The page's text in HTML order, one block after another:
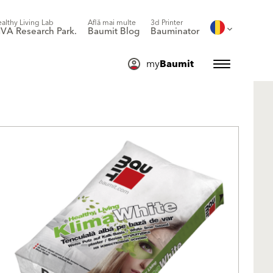
Living Lab
Research Park.
Află mai multe
Baumit Blog
3d Printer
Bauminator
myBaumit